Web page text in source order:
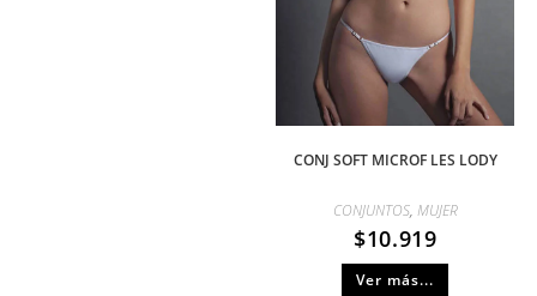
CONJ SOFT MICROF LES LODY
CONJUNTOS, MUJER
$10.919
Ver más...